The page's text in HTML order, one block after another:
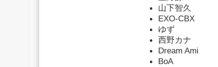
山下智久
EXO-CBX
ゆず
西野カナ
Dream Ami
BoA